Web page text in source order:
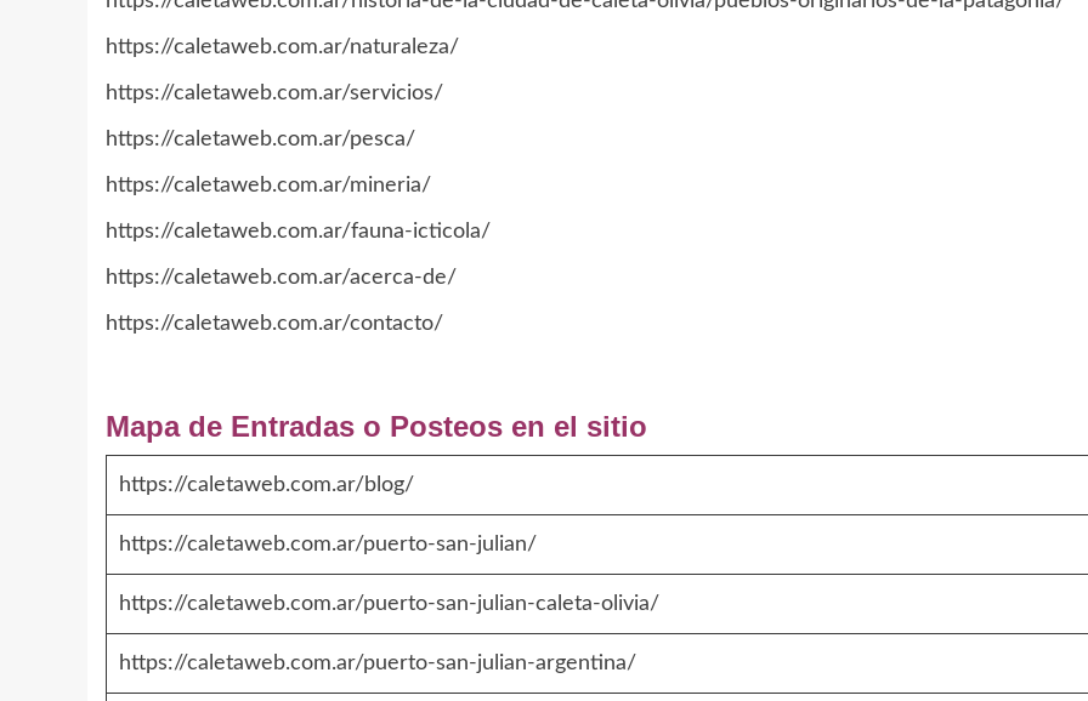
https://caletaweb.com.ar/naturaleza/
https://caletaweb.com.ar/servicios/
https://caletaweb.com.ar/pesca/
https://caletaweb.com.ar/mineria/
https://caletaweb.com.ar/fauna-icticola/
https://caletaweb.com.ar/acerca-de/
https://caletaweb.com.ar/contacto/
Mapa de Entradas o Posteos en el sitio
https://caletaweb.com.ar/blog/
https://caletaweb.com.ar/puerto-san-julian/
https://caletaweb.com.ar/puerto-san-julian-caleta-olivia/
https://caletaweb.com.ar/puerto-san-julian-argentina/